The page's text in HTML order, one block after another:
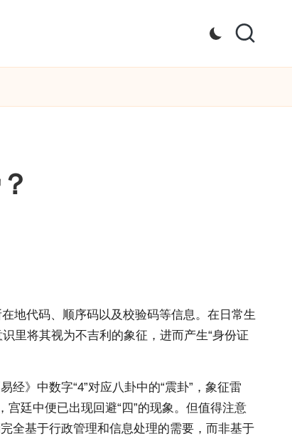
地代码、顺序码以及校验码等信息。在日常生
里将其视为不吉利的象征，进而产生“身份证
》中数字“4”对应八卦中的“震卦”，象征雷
宫廷中便已出现回避“四”的现象。但值得注意
全基于行政管理和信息处理的需要，而非基于